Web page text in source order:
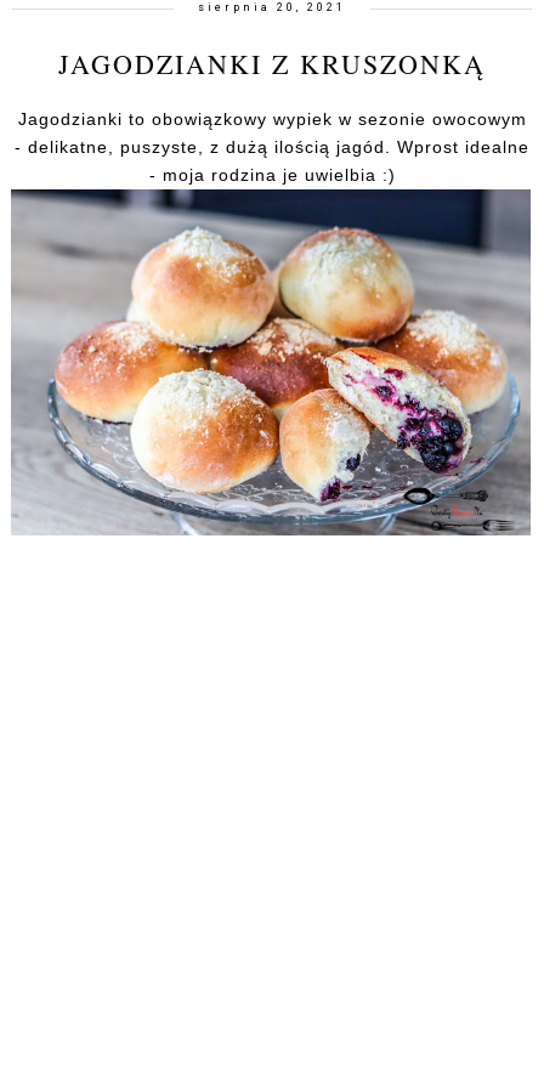
sierpnia 20, 2021
JAGODZIANKI Z KRUSZONKĄ
Jagodzianki to obowiązkowy wypiek w sezonie owocowym
- delikatne, puszyste, z dużą ilością jagód. Wprost idealne
- moja rodzina je uwielbia :)